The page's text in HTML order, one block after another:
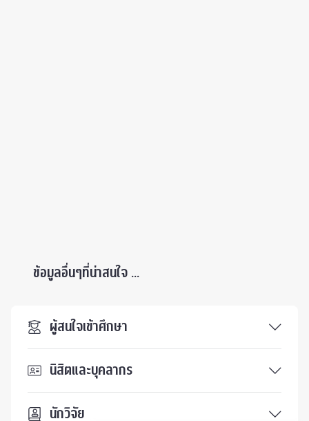
ข้อมูลอื่นๆที่น่าสนใจ ...
ผู้สนใจเข้าศึกษา
นิสิตและบุคลากร
นักวิจัย